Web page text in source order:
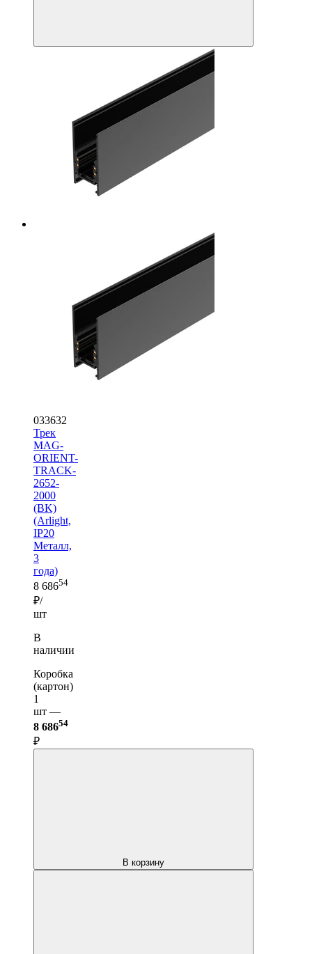
033632
Трек
MAG-
ORIENT-
TRACK-
2652-
2000
(BK)
(Arlight,
IP20
Металл,
3
года)
8 68654
₽/
шт
В
наличии
Коробка
(картон)
1
шт —
8 68654
₽
В корзину